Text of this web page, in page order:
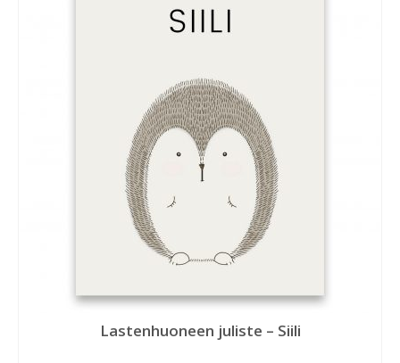
Lastenhuoneen juliste – Siili